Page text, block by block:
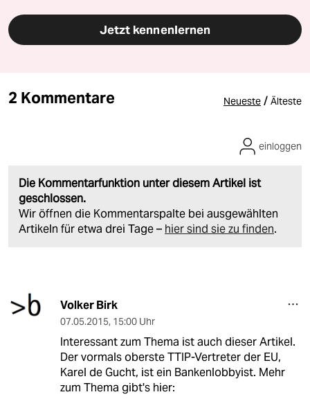
Jetzt kennenlernen
2 Kommentare Neueste / Älteste
Die Kommentarfunktion unter diesem Artikel ist
geschlossen.
Wir öffnen die Kommentarspalte bei ausgewählten
Artikeln für etwa drei Tage – hier sind sie zu finden.
einloggen
Volker Birk
07.05.2015, 15:00 Uhr
Interessant zum Thema ist auch dieser Artikel.
Der vormals oberste TTIP-Vertreter der EU,
Karel de Gucht, ist ein Bankenlobbyist. Mehr
zum Thema gibt's hier: